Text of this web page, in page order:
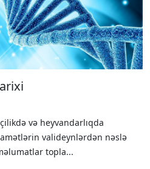
və hеyvandarlıqda
validеynlərdən nəslə
tоpla...